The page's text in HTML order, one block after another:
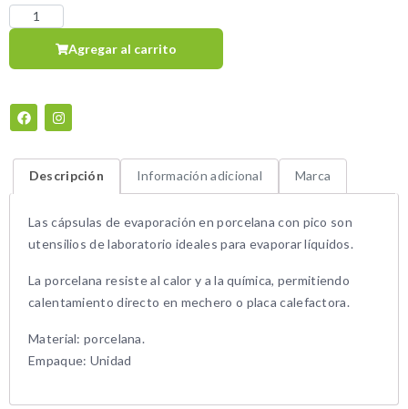
Agregar al carrito
Descripción Información adicional Marca
Las cápsulas de evaporación en porcelana con pico son
utensilios de laboratorio ideales para evaporar líquidos.
La porcelana resiste al calor y a la química, permitiendo
calentamiento directo en mechero o placa calefactora.
Material: porcelana.
Empaque: Unidad